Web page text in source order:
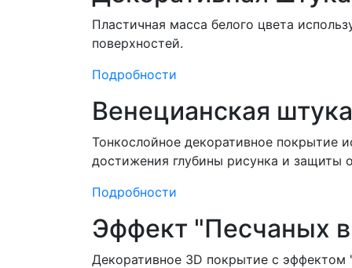
Пластичная масса белого цвета
поверхностей.
Подробности
Венецианская
Тонкослойное декоративное покрытие
достижения глубины рисунка и защиты
Подробности
Эффект "Песчаных
Декоративное 3D покрытие с